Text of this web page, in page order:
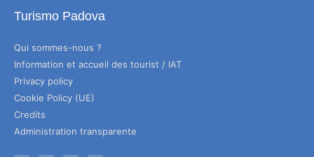
Turismo Padova
Qui sommes-nous ?
Information et accueil des tourist / IAT
Privacy policy
Cookie Policy (UE)
Credits
Administration transparente